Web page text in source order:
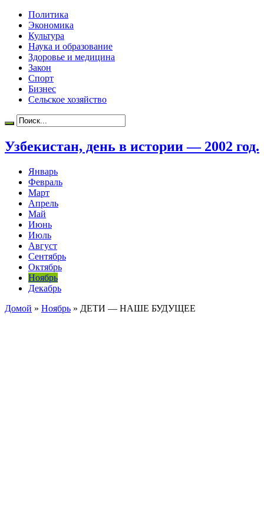
Политика
Экономика
Культура
Наука и образование
Здоровье и медицина
Закон
Спорт
Бизнес
Сельское хозяйство
Узбекистан, день в истории — 2002 год.
Январь
Февраль
Март
Апрель
Май
Июнь
Июль
Август
Сентябрь
Октябрь
Ноябрь
Декабрь
Домой » Ноябрь » ДЕТИ — НАШЕ БУДУЩЕЕ